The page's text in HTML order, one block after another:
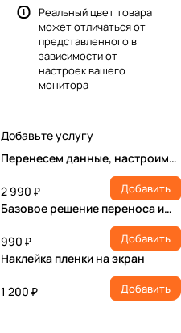
Реальный цвет товара
может отличаться от
представленного в
зависимости от
настроек вашего
монитора
Добавьте услугу
Перенесем данные, настроим
учетную запись, установим ПО
2 990 ₽
Добавить
Базовое решение переноса и
990 ₽
Добавить
Наклейка пленки на экран
1 200 ₽ Добавить